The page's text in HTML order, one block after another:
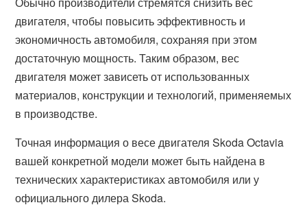
двигателя, чтобы повысить эффективность и
экономичность автомобиля, сохраняя при этом
достаточную мощность. Таким образом, вес
двигателя может зависеть от использованных
материалов, конструкции и технологий, применяемых
в производстве.
Точная информация о весе двигателя Skoda Octavia
вашей конкретной модели может быть найдена в
технических характеристиках автомобиля или у
официального дилера Skoda.